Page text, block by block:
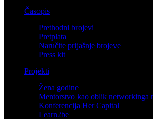
Časopis
Prethodni brojevi
Pretplata
Naručite prijašnje brojeve
Press kit
Projekti
Žena godine
Mentorstvo kao oblik networkinga
Konferencija Her Capital
Learn2be